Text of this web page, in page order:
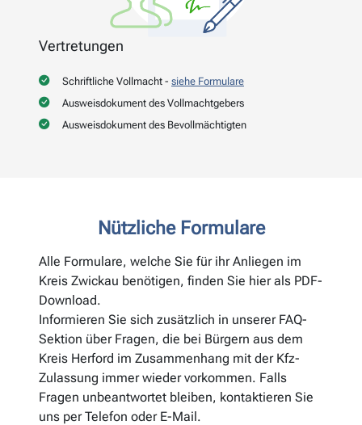
Vertretungen
Schriftliche Vollmacht - siehe Formulare
Ausweisdokument des Vollmachtgebers
Ausweisdokument des Bevollmächtigten
Nützliche Formulare
Alle Formulare, welche Sie für ihr Anliegen im
Kreis Zwickau benötigen, finden Sie hier als PDF-
Download.
Informieren Sie sich zusätzlich in unserer FAQ-
Sektion über Fragen, die bei Bürgern aus dem
Kreis Herford im Zusammenhang mit der Kfz-
Zulassung immer wieder vorkommen. Falls
Fragen unbeantwortet bleiben, kontaktieren Sie
uns per Telefon oder E-Mail.